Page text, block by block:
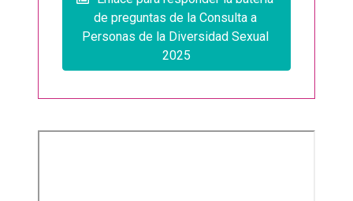
de preguntas de la Consulta a
Personas de la Diversidad Sexual
2025